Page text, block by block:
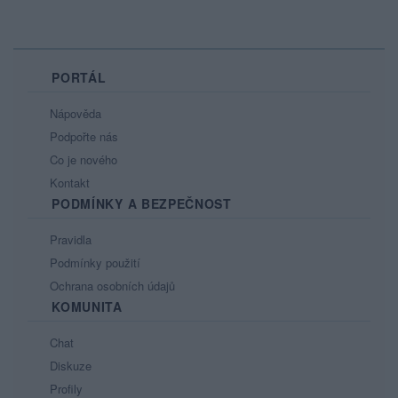
PORTÁL
Nápověda
Podpořte nás
Co je nového
Kontakt
PODMÍNKY A BEZPEČNOST
Pravidla
Podmínky použití
Ochrana osobních údajů
KOMUNITA
Chat
Diskuze
Profily